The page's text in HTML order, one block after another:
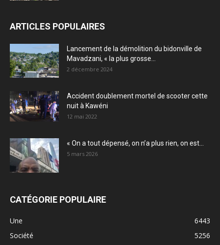
ARTICLES POPULAIRES
Lancement de la démolition du bidonville de
Mavadzani, « la plus grosse...
2 décembre 2024
Accident doublement mortel de scooter cette
nuit à Kawéni
12 mai 2022
« On a tout dépensé, on n’a plus rien, on est...
5 mars 2026
CATÉGORIE POPULAIRE
Une
6443
Société
5256